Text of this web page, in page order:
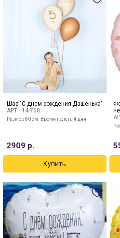
Шар "С днем рождения Дашенька"
АРТ - 14-760
Размер 80 см. Время полета 4 дня
2909 р.